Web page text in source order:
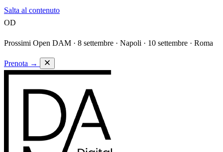
Salta al contenuto
OD
Prossimi Open DAM · 8 settembre · Napoli · 10 settembre · Roma
Prenota →